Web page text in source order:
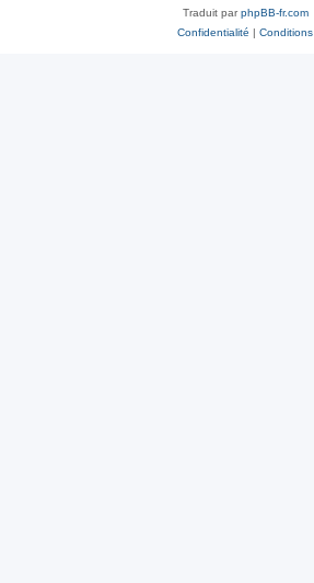
Traduit parphpBB-fr.com
Confidentialité | Conditions